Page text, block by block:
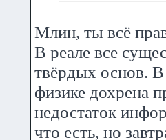
Млин, ты всё
В реале все
твёрдых основ.
физике дохрена
недостаток
что есть, но